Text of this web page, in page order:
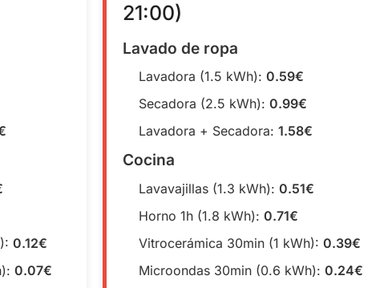
0.12€
0.07€
21:00)
Lavado de ropa
Lavadora (1.5 kWh): 0.59€
Secadora (2.5 kWh): 0.99€
Lavadora + Secadora: 1.58€
Cocina
Lavavajillas (1.3 kWh): 0.51€
Horno 1h (1.8 kWh): 0.71€
Vitrocerámica 30min (1 kWh): 0.39€
Microondas 30min (0.6 kWh): 0.24€